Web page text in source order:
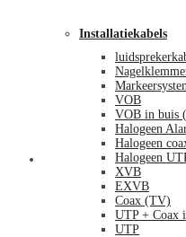
Mijn account
Installatiekabels
VOB
VOB in buis
Halogeen
Halogeen
Halogeen
XVB
EXVB
Coax (TV)
UTP + Coax
UTP